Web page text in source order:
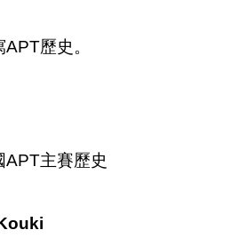
歷史。
主賽歷史